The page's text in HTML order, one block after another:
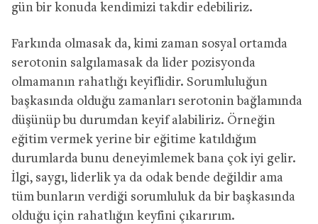
gün bir konuda kendimizi takdir edebiliriz.
Farkında olmasak da, kimi zaman sosyal ortamda
serotonin salgılamasak da lider pozisyonda
olmamanın rahatlığı keyiflidir. Sorumluluğun
başkasında olduğu zamanları serotonin bağlamında
düşünüp bu durumdan keyif alabiliriz. Örneğin
eğitim vermek yerine bir eğitime katıldığım
durumlarda bunu deneyimlemek bana çok iyi gelir.
İlgi, saygı, liderlik ya da odak bende değildir ama
tüm bunların verdiği sorumluluk da bir başkasında
olduğu için rahatlığın keyfini çıkarırım.